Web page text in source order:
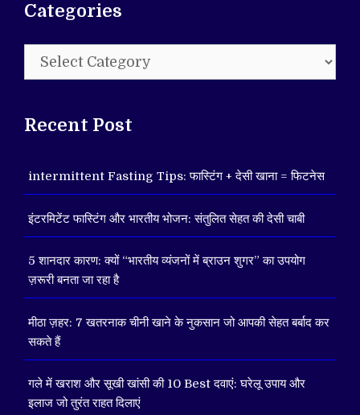
Categories
Categories
Recent Post
intermittent Fasting Tips: फास्टिंग + देसी खाना = फिटनेस
इंटरमिटेंट फास्टिंग और भारतीय भोजन: संतुलित सेहत की देसी चाबी
5 शानदार कारण: क्यों “भारतीय व्यंजनों में ब्राउन शुगर” का उपयोग
ज़रूरी बनता जा रहा है
मीठा ज़हर: 7 खतरनाक चीनी खाने के नुकसान जो आपकी सेहत बर्बाद कर
सकते हैं
गले में खराश और सूखी खांसी की 10 Best दवाएं: घरेलू उपाय और
इलाज जो तुरंत राहत दिलाएं